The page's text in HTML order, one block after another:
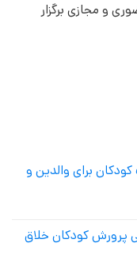
و مجازی برگزار
برای والدین و
پرورش کودکان خلاق